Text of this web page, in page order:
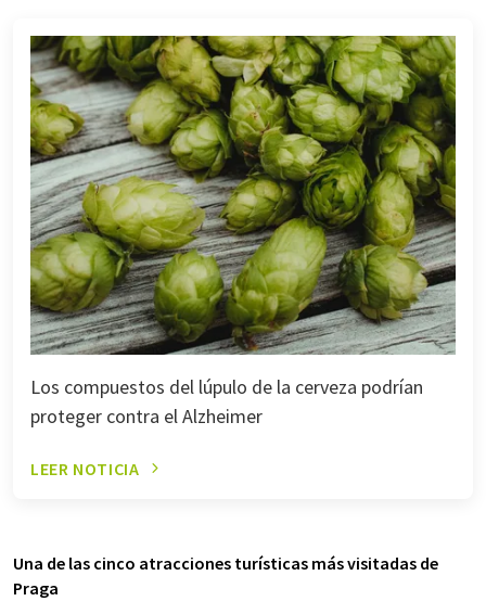
Los compuestos del lúpulo de la cerveza podrían
proteger contra el Alzheimer
LEER NOTICIA
Una de las cinco atracciones turísticas más visitadas de
Praga